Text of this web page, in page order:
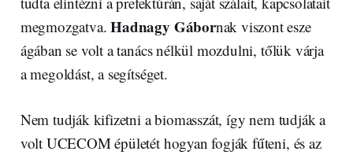
megmozgatva.Hadnagy Gábornak viszont esze
ágában se volt a tanács nélkül mozdulni, tőlük várja
a megoldást, a segítséget.
Nem tudják kifizetni a biomasszát, így nem tudják a
volt UCECOM épületét hogyan fogják fűteni, és az